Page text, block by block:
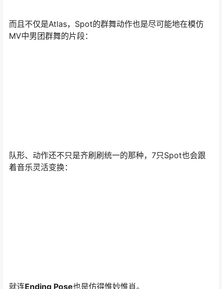
而且不仅是Atlas，Spot的群舞动作也是尽可能地在模仿
MV中男团群舞的片段：
队形、动作还不只是齐刷刷统一的那种，7只Spot也会跟
着音乐灵活变换：
就连Ending Pose也是仿得惟妙惟肖。